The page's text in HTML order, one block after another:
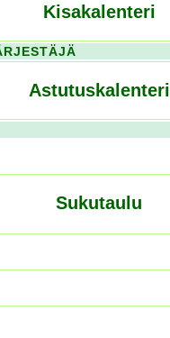
Kisakalenteri
Astutuskalenteri
Sukutaulu